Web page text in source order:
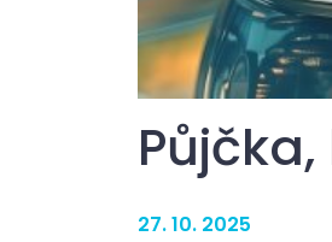
27. 10. 2025